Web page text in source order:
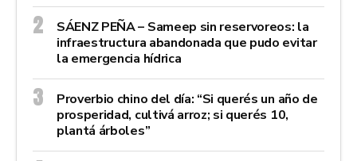
SÁENZ PEÑA – Sameep sin reservoreos: la
infraestructura abandonada que pudo evitar
la emergencia hídrica
Proverbio chino del día: “Si querés un año de
prosperidad, cultivá arroz; si querés 10,
plantá árboles”